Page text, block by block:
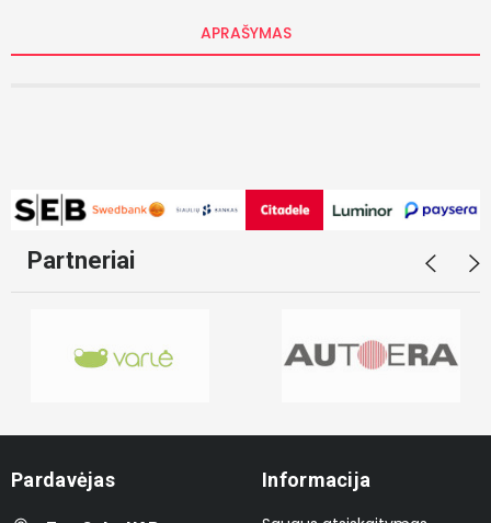
APRAŠYMAS
Partneriai
Pardavėjas Informacija